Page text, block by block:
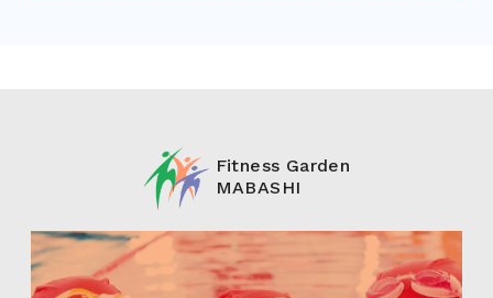
Fitness Garden
MABASHI